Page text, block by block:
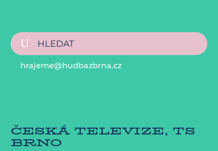
hrajeme@hudbazbrna.cz
ČESKÁ TELEVIZE, TS
BRNO